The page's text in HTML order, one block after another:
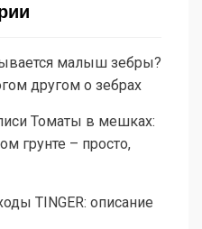
малыш зебры?
другом о зебрах
Томаты в мешках:
грунте – просто,
TINGER: описание